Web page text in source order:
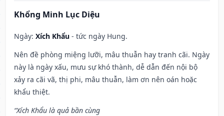
Khổng Minh Lục Diệu
Ngày: Xích Khẩu - tức ngày Hung.
Nên đề phòng miệng lưỡi, mâu thuẫn hay tranh cãi. Ngày
này là ngày xấu, mưu sự khó thành, dễ dẫn đến nội bộ
xảy ra cãi vã, thị phi, mâu thuẫn, làm ơn nên oán hoặc
khẩu thiệt.
“Xích Khẩu là quả bần cùng